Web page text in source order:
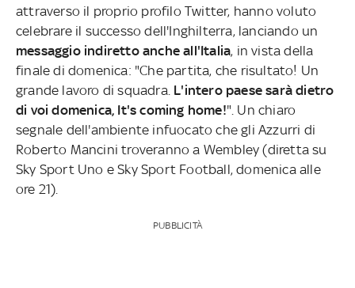
attraverso il proprio profilo Twitter, hanno voluto
celebrare il successo dell'Inghilterra, lanciando un
messaggio indiretto anche all'Italia, in vista della
finale di domenica: "Che partita, che risultato! Un
grande lavoro di squadra. L'intero paese sarà dietro
di voi domenica, It's coming home!". Un chiaro
segnale dell'ambiente infuocato che gli Azzurri di
Roberto Mancini troveranno a Wembley (diretta su
Sky Sport Uno e Sky Sport Football, domenica alle
ore 21).
PUBBLICITÀ